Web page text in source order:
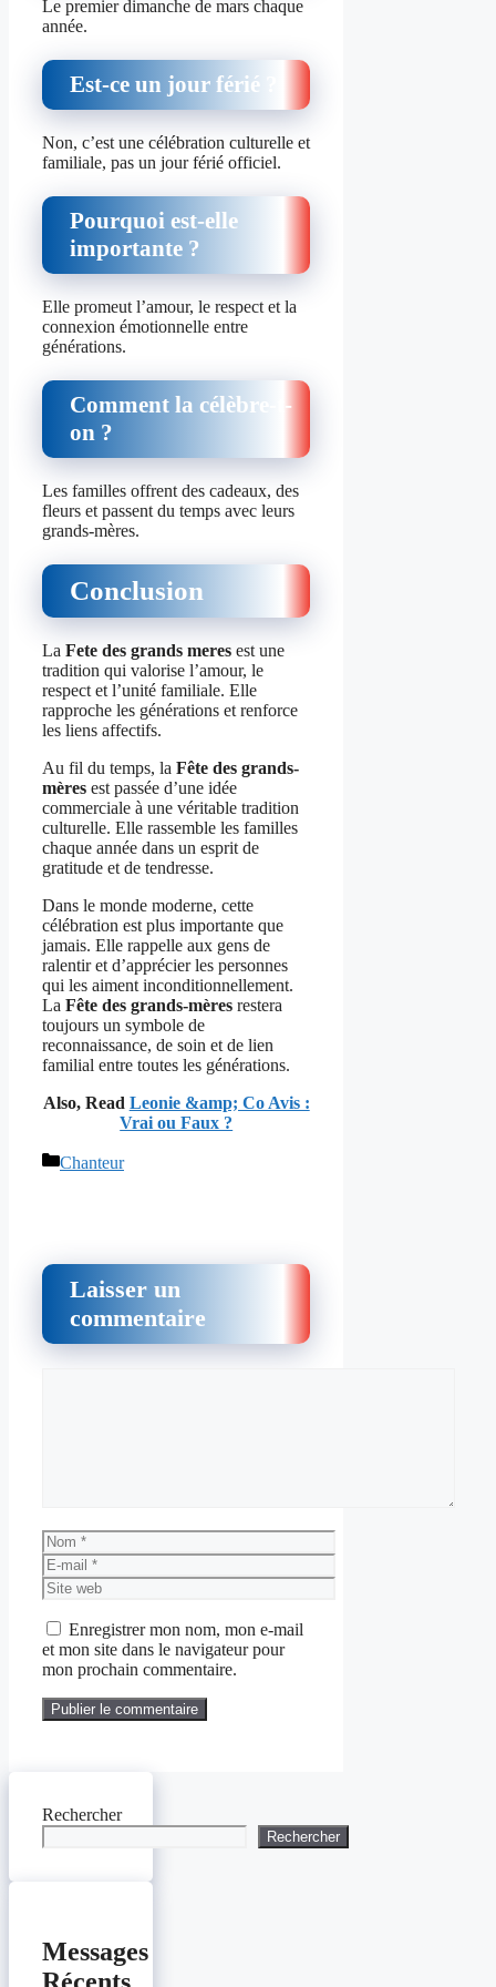
Le premier dimanche de mars chaque
année.
Est-ce un jour férié ?
Non, c’est une célébration culturelle et
familiale, pas un jour férié officiel.
Pourquoi est-elle
importante ?
Elle promeut l’amour, le respect et la
connexion émotionnelle entre
générations.
Comment la célèbre-t-
on ?
Les familles offrent des cadeaux, des
fleurs et passent du temps avec leurs
grands-mères.
Conclusion
La Fete des grands meres est une
tradition qui valorise l’amour, le
respect et l’unité familiale. Elle
rapproche les générations et renforce
les liens affectifs.
Au fil du temps, la Fête des grands-
mères est passée d’une idée
commerciale à une véritable tradition
culturelle. Elle rassemble les familles
chaque année dans un esprit de
gratitude et de tendresse.
Dans le monde moderne, cette
célébration est plus importante que
jamais. Elle rappelle aux gens de
ralentir et d’apprécier les personnes
qui les aiment inconditionnellement.
La Fête des grands-mères restera
toujours un symbole de
reconnaissance, de soin et de lien
familial entre toutes les générations.
Also, Read Leonie &amp; Co Avis :
Vrai ou Faux ?
Catégories
Chanteur
Laisser un
commentaire
Nom
E-
mail
Site
web
Enregistrer mon nom, mon e-mail
et mon site dans le navigateur pour
mon prochain commentaire.
Rechercher
Rechercher
Messages
Récents